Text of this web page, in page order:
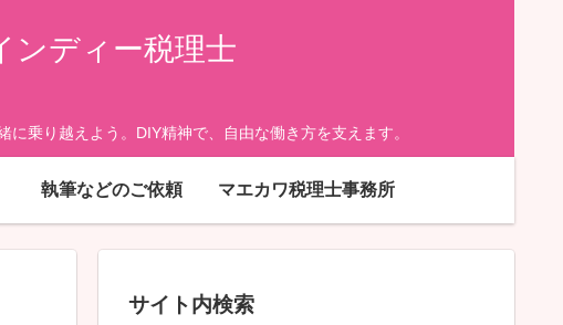
ンディー税理士
乗り越えよう。DIY精神で、自由な働き方を支えます。
執筆などのご依頼 マエカワ税理士事務所
サイト内検索